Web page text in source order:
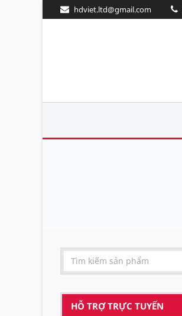
hdviet.ltd@gmail.com
HỖ TRỢ TRỰC TUYẾN